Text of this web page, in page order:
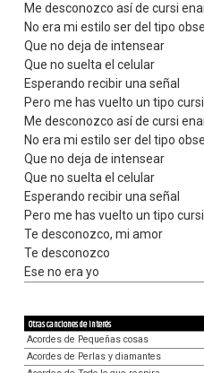
Me desconozco así de cursi
No era mi estilo ser del tipo
Que no deja de intensear
Que no suelta el celular
Esperando recibir una señal
Pero me has vuelto un tipo
Me desconozco así de cursi
No era mi estilo ser del tipo
Que no deja de intensear
Que no suelta el celular
Esperando recibir una señal
Pero me has vuelto un tipo
Te desconozco, mi amor
Te desconozco
Ese no era yo
Otras canciones de interés
Acordes de Pequeñas cosas
Acordes de Perlas y diamantes